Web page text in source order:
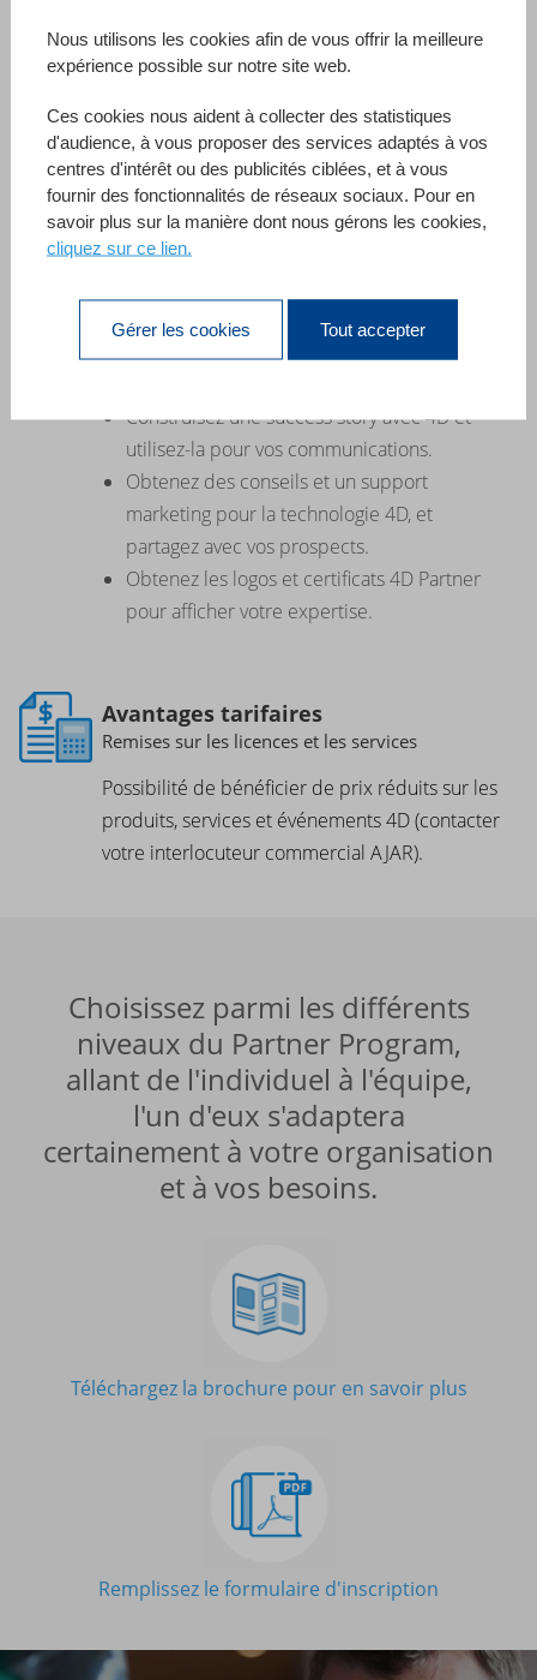
Manque de temps, de ressources ou de
compétences sur une technologie
spécifique pour répondre à la demande
d'un client ou d'un utilisateur rapidement :
accédez à uneéquipe mondiale d'experts
4D, pour assurer le succès de votre projet,
livré à temps.
Support Marketing
Construisez une success story avec 4D et
utilisez-la pour vos communications.
Obtenez des conseils et un support
marketing pour la technologie 4D, et
partagez avec vos prospects.
Obtenez les logos et certificats 4D Partner
pour afficher votre expertise.
Avantages tarifaires
Remises sur les licences et les services
Possibilité de bénéficier de prix réduits sur les
produits, services et événements 4D (contacter
votre interlocuteur commercial AJAR).
Choisissez parmi les différents
niveaux du Partner Program,
allant de l'individuel à l'équipe,
l'un d'eux s'adaptera
certainement à votre organisation
et à vos besoins.
Téléchargez la brochure pour en savoir plus
Remplissez le formulaire d'inscription
Nous utilisons les cookies afin de vous offrir la meilleure
expérience possible sur notre site web.
Ces cookies nous aident à collecter des statistiques
d'audience, à vous proposer des services adaptés à vos
centres d'intérêt ou des publicités ciblées, et à vous
fournir des fonctionnalités de réseaux sociaux. Pour en
savoir plus sur la manière dont nous gérons les cookies,
cliquez sur ce lien.
Gérer les cookies Tout accepter